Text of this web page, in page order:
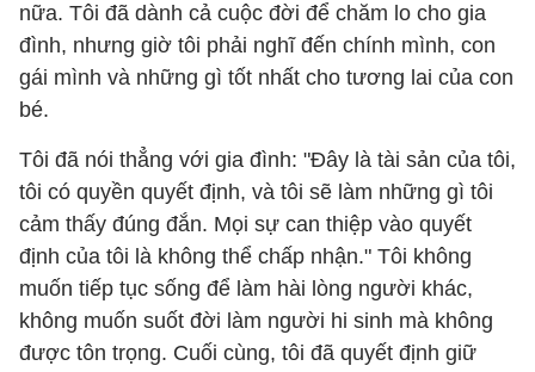
nữa. Tôi đã dành cả cuộc đời để chăm lo cho gia
đình, nhưng giờ tôi phải nghĩ đến chính mình, con
gái mình và những gì tốt nhất cho tương lai của con
bé.
Tôi đã nói thẳng với gia đình: "Đây là tài sản của tôi,
tôi có quyền quyết định, và tôi sẽ làm những gì tôi
cảm thấy đúng đắn. Mọi sự can thiệp vào quyết
định của tôi là không thể chấp nhận." Tôi không
muốn tiếp tục sống để làm hài lòng người khác,
không muốn suốt đời làm người hi sinh mà không
được tôn trọng. Cuối cùng, tôi đã quyết định giữ